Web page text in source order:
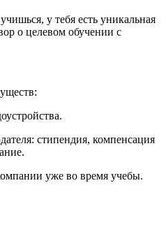
у тебя есть уникальная
о целевом обучении с
стипендия, компенсация
уже во время учебы.